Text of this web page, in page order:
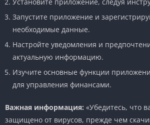
Запустите приложение и
необходимые данные.
Настройте уведомления и
актуальную информацию.
Изучите основные функции
для управления финансами.
Важная информация: «Убедитесь, что
защищено от вирусов, прежде чем